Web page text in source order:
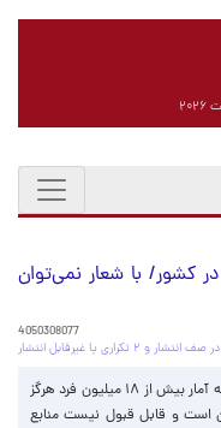
در کشور/ با شعار نمی‌توان
4050308077
معاون امور جوانان وزارت ورزش و جوانان با اشاره به آمار بیش از ۱۸ میلیون فرد هرگز
است و قابل قبول نیست منابع